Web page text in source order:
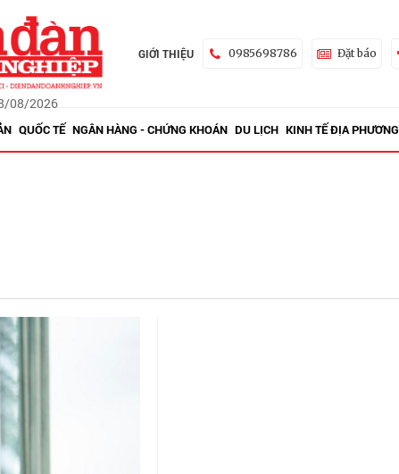
08/2026
GIỚI THIỆU 0985698786 Đặt báo
QUỐC TẾ NGÂN HÀNG - CHỨNG KHOÁN DU LỊCH KINH TẾ ĐỊA PHƯƠNG